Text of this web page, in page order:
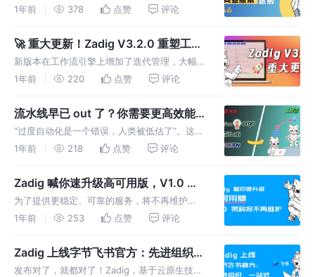
台，提供了两类主要的产品版本：基础免费版和
我们就来详细解析这两类版本的区别，帮助您做
1年前 378 点赞 评论
🚀 重大更新！Zadig V3.2.0 重塑工作
流体验，强势推出迭代管理
新版本在工作流引擎上增加了迭代管理，大幅提
高了流程透明度和价值交付的清晰度，还强化了
通知等功能。
1年前 220 点赞 评论
流水线早已 out 了？你需要更高效能的
工作流
“过度自动化是一个错误，人类被低估了”。这不
仅是对过去的反思，也是对未来的启示。在
融合”的挑战，以保持生产流程的弹性和适应
1年前 218 点赞 评论
Zadig 喊你速升级高可用版，V1.0 架
构将不再维护
为了提供更稳定、可靠的服务，将不再维护
v1.0 架构，并推荐所有用户升级到最新的高可
以享受更好的性能、更可靠的安全性和更丰富的
功能。
1年前 253 点赞 评论
Zadig 上线字节飞书官方：先进组织，
一站式高效协同解决方案
发布对了，就都对了！Zadig，基于云原生技术